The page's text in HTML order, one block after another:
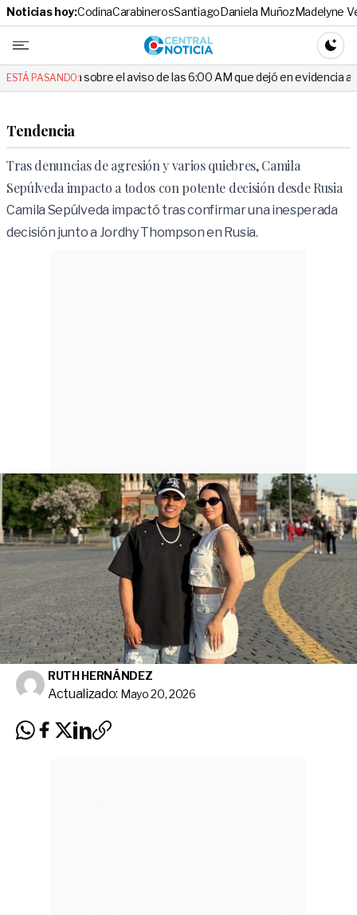
Noticias hoy:CodinaCarabinerosSantiagoDaniela MuñozMadelyne
Central
ESTÁ PASANDO:
el aviso de las 6:00 AM que dejó en evidencia al Delegado
Tendencia
Tras denuncias de agresión y varios quiebres, Camila
Sepúlveda impacto a todos con potente decisión desde Rusia
Camila Sepúlveda impactó tras confirmar una inesperada
decisión junto a Jordhy Thompson en Rusia.
RUTH HERNÁNDEZ
Actualizado: Mayo 20, 2026